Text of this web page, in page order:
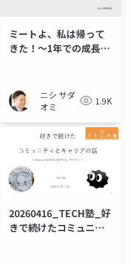
ミートよ、私は帰って
きた！〜1年での成長な
ニシ サダ
オミ
1.9K
20260416_TECH塾_好
きで続けたコミュニテ